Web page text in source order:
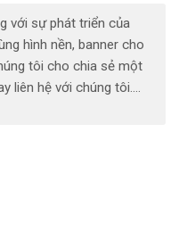
với sự phát triển của
hình nền, banner cho
tôi cho chia sẻ một
liên hệ với chúng tôi….